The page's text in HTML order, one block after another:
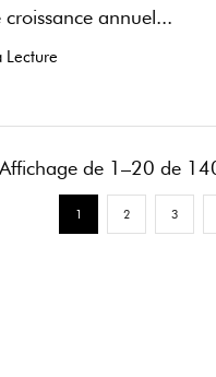
annuel...
Lecture
Affichage de 1–20 de
1 2 3